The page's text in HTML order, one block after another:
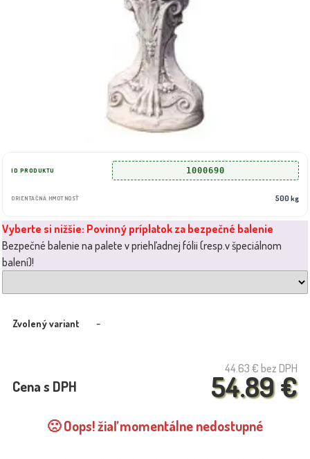
ID PRODUKTU 1000690
ORIENTAČNÁ HMOTNOSŤ 500 kg
Vyberte si nižšie: Povinný príplatok za bezpečné balenie
Bezpečné balenie na palete v priehľadnej fólii (resp.v špeciálnom
balení)!
Zvolený variant -
44.63 € bez DPH
54.89 €
Cena s DPH
🙁 Oops! žiaľ momentálne nedostupné